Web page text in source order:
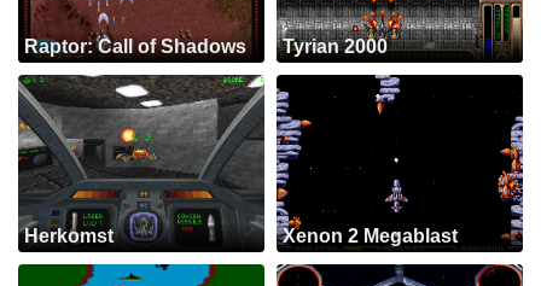
Raptor: Call of Shadows Tyrian 2000
Herkomst Xenon 2 Megablast